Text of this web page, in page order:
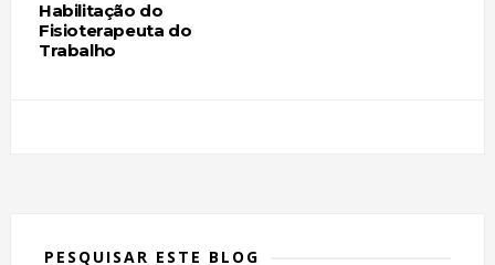
Habilitação do
Fisioterapeuta do
Trabalho
PESQUISAR ESTE BLOG